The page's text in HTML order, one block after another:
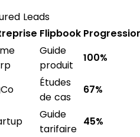
Leads
Flipbook
Guide
produit
100%
Études
de cas
67%
Guide
tarifaire
45%